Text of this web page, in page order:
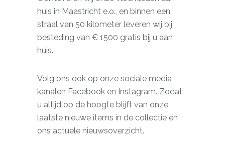
huis in Maastricht e.o., en binnen een
straal van 50 kilometer leveren wij bij
besteding van € 1500 gratis bij u aan
huis.
Volg ons ook op onze sociale media
kanalen Facebook en Instagram. Zodat
u altijd op de hoogte blijft van onze
laatste nieuwe items in de collectie en
ons actuele nieuwsoverzicht.